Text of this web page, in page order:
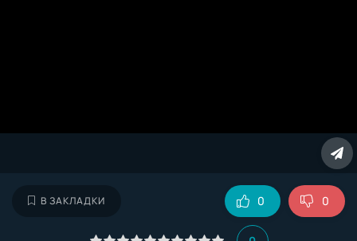
В ЗАКЛАДКИ 0 0